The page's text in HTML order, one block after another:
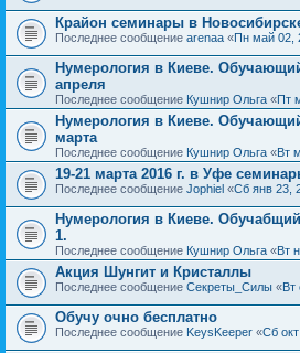
Крайон семинары в
Последнее сообщение arenaa «Пн май 02,
Нумерология в Киеве.
апреля
Последнее сообщение Кушнир Ольга «Пт
Нумерология в Киеве.
марта
Последнее сообщение Кушнир Ольга «Вт
19-21 марта 2016 г. в Уфе
Последнее сообщение Jophiel «Сб янв 23,
Нумерология в Киеве.
1.
Последнее сообщение Кушнир Ольга «Вт
Акция Шунгит и Кристаллы
Последнее сообщение Секреты_Силы «Вт
Обучу очно бесплатно
Последнее сообщение KeysKeeper «Сб